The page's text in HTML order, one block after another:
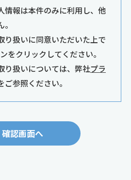
情報は本件のみに利用し、他
り扱いに同意いただいた上で
をクリックしてください。
り扱いについては、弊社プラ
ご参照ください。